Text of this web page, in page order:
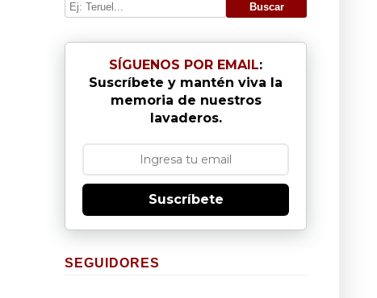
SÍGUENOS POR EMAIL:
Suscríbete y mantén viva la
memoria de nuestros
lavaderos.
Suscríbete
SEGUIDORES